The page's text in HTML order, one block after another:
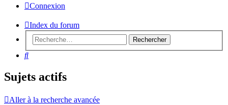
Connexion
Index du forum
Rechercher
Rechercher
Sujets actifs
Aller à la recherche avancée